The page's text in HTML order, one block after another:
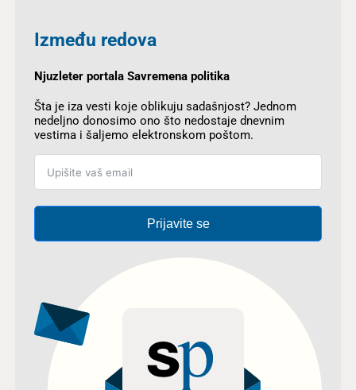
Između redova
Njuzleter portala Savremena politika
Šta je iza vesti koje oblikuju sadašnjost? Jednom
nedeljno donosimo ono što nedostaje dnevnim
vestima i šaljemo elektronskom poštom.
Prijavite se